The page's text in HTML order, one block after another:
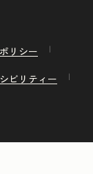
リシー
ビリティー